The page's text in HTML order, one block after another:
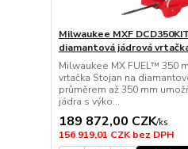
Milwaukee MXF
diamantová jádrová
Milwaukee MX FUEL™ 350
vrtačka Stojan na
průměrem až 350 mm
jádra s výko...
189 872,00 CZK/ks
156 919,01 CZKbez DPH